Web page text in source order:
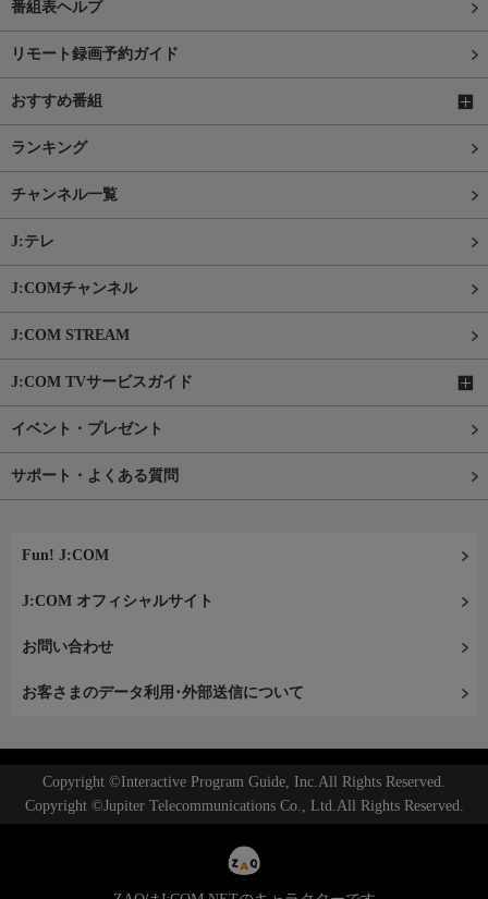
番組表ヘルプ
リモート録画予約ガイド
おすすめ番組
ランキング
チャンネル一覧
J:テレ
J:COMチャンネル
J:COM STREAM
J:COM TVサービスガイド
イベント・プレゼント
サポート・よくある質問
Fun! J:COM
J:COM オフィシャルサイト
お問い合わせ
お客さまのデータ利用･外部送信について
Copyright ©Interactive Program Guide, Inc.All Rights Reserved.
Copyright ©Jupiter Telecommunications Co., Ltd.All Rights Reserved.